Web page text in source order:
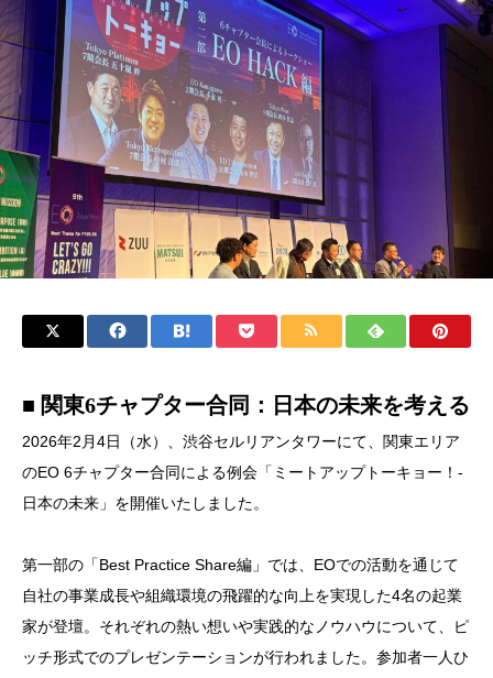
■ 関東6チャプター合同：日本の未来を考える
2026年2月4日（水）、渋谷セルリアンタワーにて、関東エリア
のEO 6チャプター合同による例会「ミートアップトーキョー！-
日本の未来」を開催いたしました。
第一部の「Best Practice Share編」では、EOでの活動を通じて
自社の事業成長や組織環境の飛躍的な向上を実現した4名の起業
家が登壇。それぞれの熱い想いや実践的なノウハウについて、ピ
ッチ形式でのプレゼンテーションが行われました。参加者一人ひ